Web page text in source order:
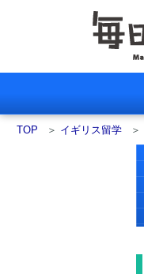
TOP ＞ イギリス留学 ＞